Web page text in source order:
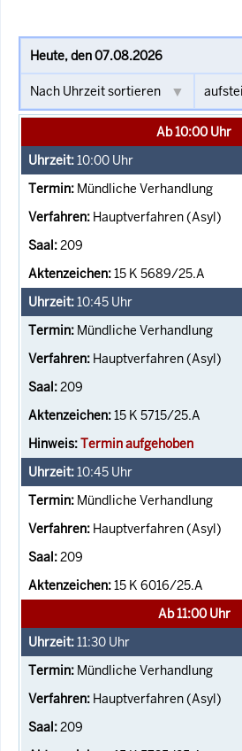
Ab 10:00 Uhr
10:00 Uhr
Mündliche Verhandlung
Hauptverfahren (Asyl)
209
15 K 5689/25.A
10:45 Uhr
Mündliche Verhandlung
Hauptverfahren (Asyl)
209
15 K 5715/25.A
Termin aufgehoben
10:45 Uhr
Mündliche Verhandlung
Hauptverfahren (Asyl)
209
15 K 6016/25.A
Ab 11:00 Uhr
11:30 Uhr
Mündliche Verhandlung
Hauptverfahren (Asyl)
209